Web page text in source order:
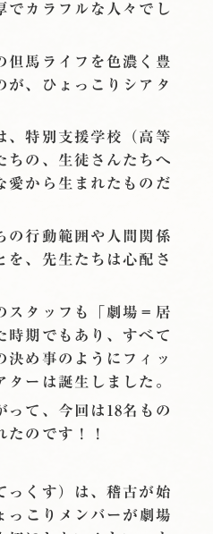
でカラフルな人々でし
但馬ライフを色濃く豊
が、ひょっこりシアタ
、特別支援学校（高等
ちの、生徒さんたちへ
愛から生まれたものだ
の行動範囲や人間関係
を、先生たちは心配さ
スタッフも「劇場＝居
時期でもあり、すべて
決め事のようにフィッ
ターは誕生しました。
って、今回は18名もの
たのです！！
っくす）は、稽古が始
っこりメンバーが劇場